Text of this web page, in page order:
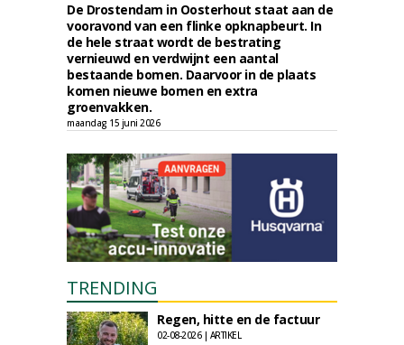
De Drostendam in Oosterhout staat aan de
vooravond van een flinke opknapbeurt. In
de hele straat wordt de bestrating
vernieuwd en verdwijnt een aantal
bestaande bomen. Daarvoor in de plaats
komen nieuwe bomen en extra
groenvakken.
maandag 15 juni 2026
TRENDING
Regen, hitte en de factuur
02-08-2026 | ARTIKEL